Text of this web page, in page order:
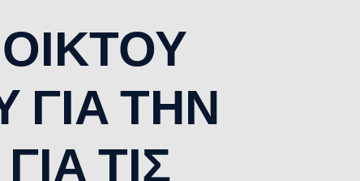
ΓΙΑ ΤΗΝ
ΤΙΣ